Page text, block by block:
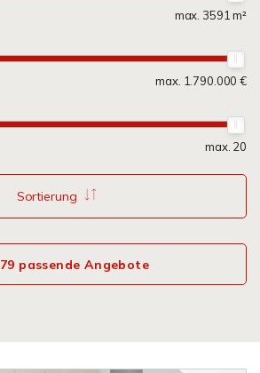
max. 3591 m²
max. 1.790.000 €
max. 20
Sortierung
79 passende Angebote